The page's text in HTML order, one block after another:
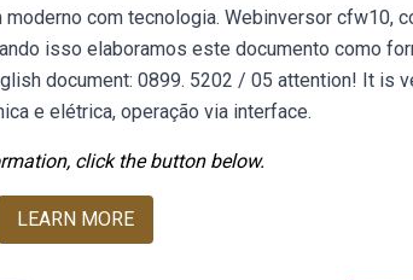
com tecnologia. Webinversor cfw10,
isso elaboramos este documento como
document: 0899. 5202 / 05 attention! It is
e elétrica, operação via interface.
click the button below.
LEARN MORE